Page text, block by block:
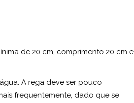
de 20 cm, comprimento 20 cm e
A rega deve ser pouco
frequentemente, dado que se